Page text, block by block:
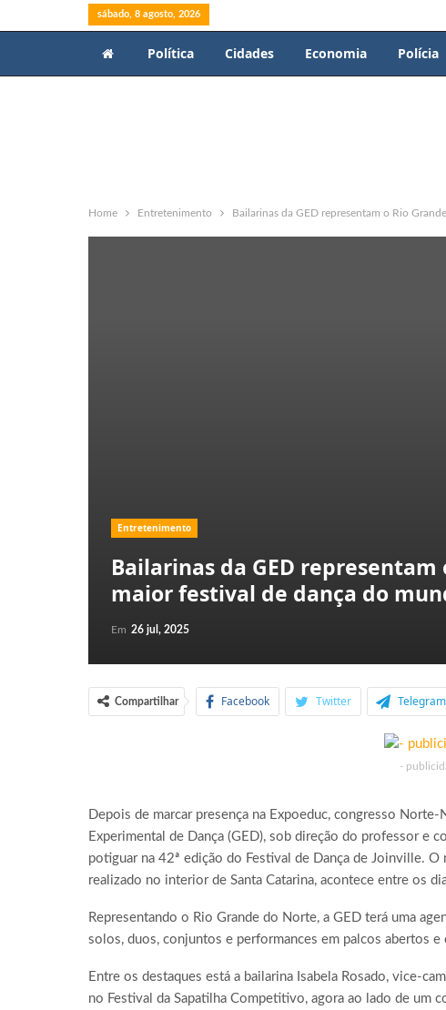
sábado, 8 agosto, 2026
Política Cidades Economia Polícia
Home Entretenimento Bailarinas da GED representam o Rio
Entretenimento
Bailarinas da GED
maior festival de dança do
Em 26 jul, 2025
Compartilhar Facebook Twitter Telegram
-
Depois de marcar presença na Expoeduc, congresso
Experimental de Dança (GED), sob direção do professor e
potiguar na 42ª edição do Festival de Dança de Joinville.
realizado no interior de Santa Catarina, acontece entre os
Representando o Rio Grande do Norte, a GED terá uma
solos, duos, conjuntos e performances em palcos abertos
Entre os destaques está a bailarina Isabela Rosado, vice-
no Festival da Sapatilha Competitivo, agora ao lado de um